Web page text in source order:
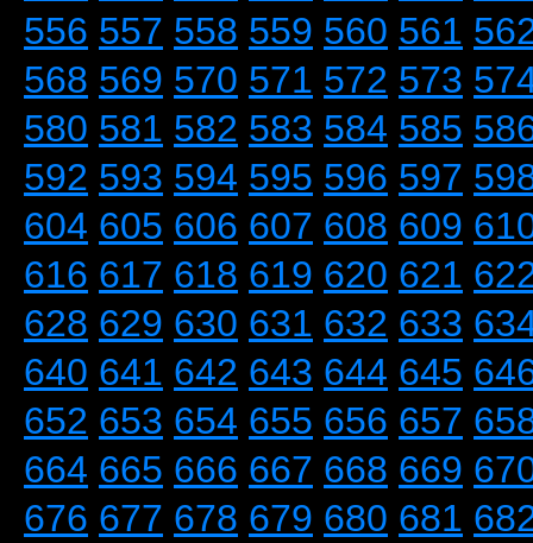
556 557 558 559 560 561
568 569 570 571 572 573
580 581 582 583 584 585
592 593 594 595 596 597
604 605 606 607 608 609
616 617 618 619 620 621
628 629 630 631 632 633
640 641 642 643 644 645
652 653 654 655 656 657
664 665 666 667 668 669
676 677 678 679 680 681